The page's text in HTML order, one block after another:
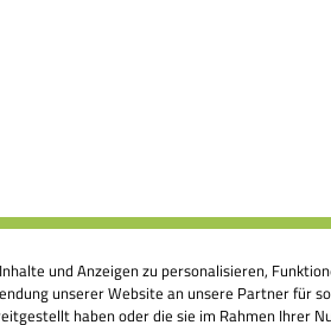
und Anzeigen zu personalisieren,
unserer Website an unsere Partner für
haben oder die sie im Rahmen Ihrer